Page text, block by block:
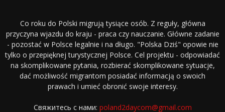
Co roku do Polski migrują tysiące osób. Z reguły, główna
przyczyna wjazdu do kraju - praca czy nauczanie. Główne zadanie
- pozostać w Polsce legalnie i na długo. "Polska Dziś" opowie nie
tylko o przepięknej turystycznej Polsce. Cel projektu - odpowiadać
na skomplikowane pytania, rozbierać skomplikowane sytuacje,
dać możliwość migrantom posiadać informacją o swoich
prawach i umieć obronić swoje interesy.
Свяжитесь с нами: poland2daycom@gmail.com